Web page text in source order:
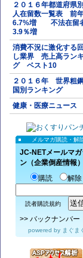
２０１６年都道府県
人在留数一覧表 前
6.7%増 不法在留
3.9％増
消費不況に激化する
し業界 売上高ラン
グ ベスト10
２０１６年 世界粗
国別ランキング
健康・医療ニュース
メルマガ購読・解
JC-NETメールマガ
ン（企業倒産情報）
購読
解除
読者購読規約
>> バックナンバー
powered by まぐま